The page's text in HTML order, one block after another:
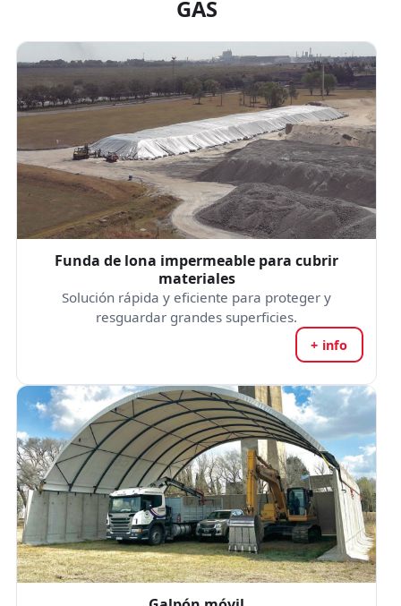
GAS
Funda de lona impermeable para cubrir
materiales
Solución rápida y eficiente para proteger y
resguardar grandes superficies.
+ info